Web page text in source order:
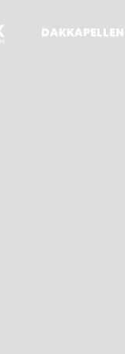
DAKKAPELLEN